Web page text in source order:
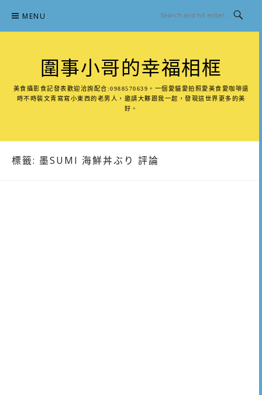
content
MENU
圍事小哥的幸福相框
美食攝影食記發表歡迎洽詢配合:0988570639。一個愛貓愛拍照愛美食愛咖啡還
時不時裝文青寫寫小東西的老男人，邀請大夥跟我一起，發現這世界更多的美
好。
標籤: 墨SUMI 海鮮丼ぶり 評論